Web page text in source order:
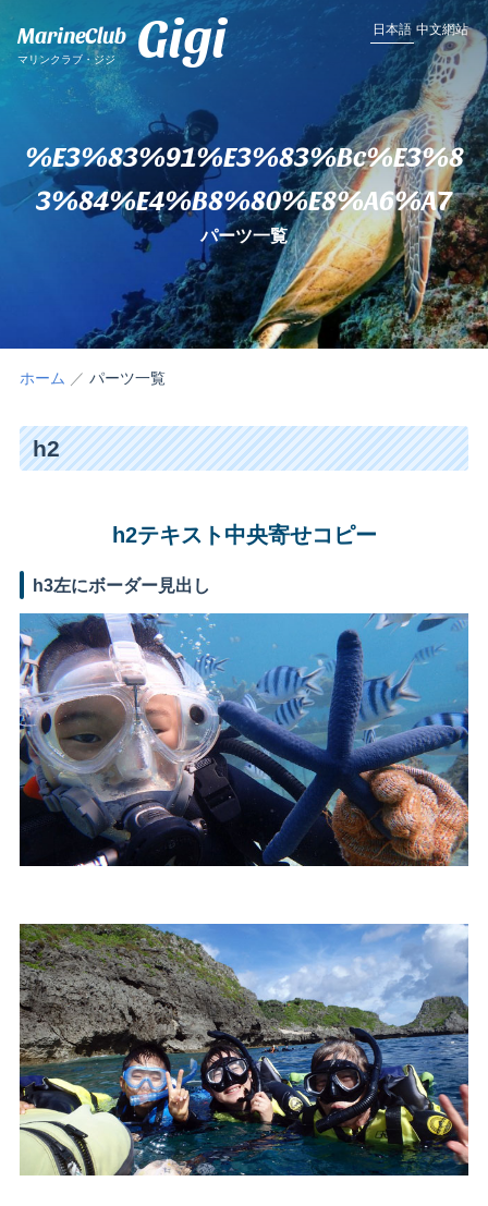
MarineClub
マリンクラブ・ジジ Gigi 日本語 中文網站
%e3%83%91%e3%83%bc%e3%8
3%84%e4%b8%80%e8%a6%a7
パーツ一覧
ホーム パーツ一覧
h2
h2テキスト中央寄せコピー
h3左にボーダー見出し